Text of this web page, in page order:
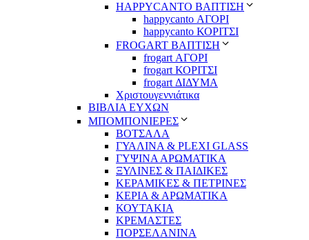
HAPPYCANTO ΒΑΠΤΙΣΗ
happycanto ΑΓΟΡΙ
happycanto ΚΟΡΙΤΣΙ
FROGART ΒΑΠΤΙΣΗ
frogart ΑΓΟΡΙ
frogart ΚΟΡΙΤΣΙ
frogart ΔΙΔΥΜΑ
Χριστουγεννιάτικα
ΒΙΒΛΙΑ ΕΥΧΩΝ
ΜΠΟΜΠΟΝΙΕΡΕΣ
ΒΟΤΣΑΛΑ
ΓΥΑΛΙΝΑ & PLEXI GLASS
ΓΥΨΙΝΑ ΑΡΩΜΑΤΙΚΑ
ΞΥΛΙΝΕΣ & ΠΑΙΔΙΚΕΣ
ΚΕΡΑΜΙΚΕΣ & ΠΕΤΡΙΝΕΣ
ΚΕΡΙΑ & ΑΡΩΜΑΤΙΚΑ
ΚΟΥΤΑΚΙΑ
ΚΡΕΜΑΣΤΕΣ
ΠΟΡΣΕΛΑΝΙΝΑ